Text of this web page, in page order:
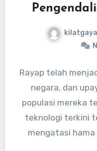
Rayap telah
negara, dan
populasi mereka
teknologi terkini
mengatasi